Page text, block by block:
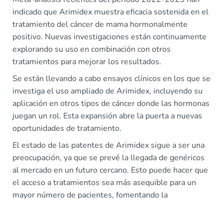
indicado que Arimidex muestra eficacia sostenida en el
tratamiento del cáncer de mama hormonalmente
positivo. Nuevas investigaciones están continuamente
explorando su uso en combinación con otros
tratamientos para mejorar los resultados.
Se están llevando a cabo ensayos clínicos en los que se
investiga el uso ampliado de Arimidex, incluyendo su
aplicación en otros tipos de cáncer donde las hormonas
juegan un rol. Esta expansión abre la puerta a nuevas
oportunidades de tratamiento.
El estado de las patentes de Arimidex sigue a ser una
preocupación, ya que se prevé la llegada de genéricos
al mercado en un futuro cercano. Esto puede hacer que
el acceso a tratamientos sea más asequible para un
mayor número de pacientes, fomentando la